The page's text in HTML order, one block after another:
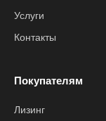
Услуги
Контакты
Покупателям
Лизинг